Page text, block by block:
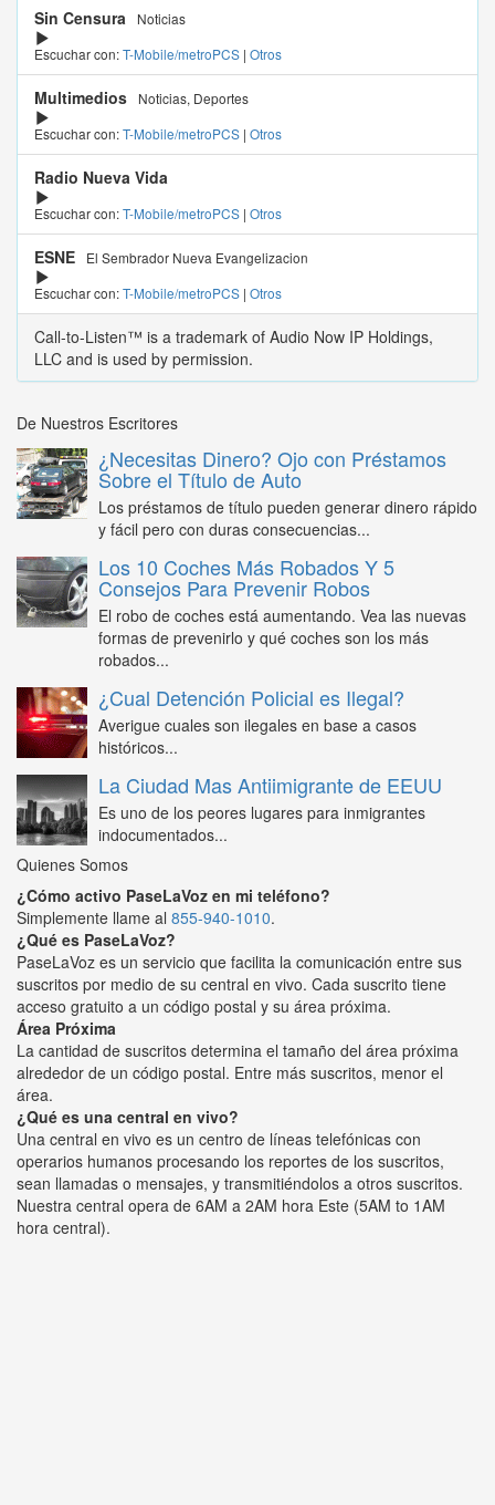
Sin Censura
Noticias
Escuchar con:T-Mobile/metroPCS | Otros
Multimedios
Noticias, Deportes
Escuchar con:T-Mobile/metroPCS | Otros
Radio Nueva Vida
Escuchar con:T-Mobile/metroPCS | Otros
ESNE
El Sembrador Nueva Evangelizacion
Escuchar con:T-Mobile/metroPCS | Otros
Call-to-Listen™ is a trademark of Audio Now IP Holdings,
LLC and is used by permission.
De Nuestros Escritores
¿Necesitas Dinero? Ojo con Préstamos
Sobre el Título de Auto
Los préstamos de título pueden generar dinero rápido
y fácil pero con duras consecuencias...
Los 10 Coches Más Robados Y 5
Consejos Para Prevenir Robos
El robo de coches está aumentando. Vea las nuevas
formas de prevenirlo y qué coches son los más
robados...
¿Cual Detención Policial es Ilegal?
Averigue cuales son ilegales en base a casos
históricos...
La Ciudad Mas Antiimigrante de EEUU
Es uno de los peores lugares para inmigrantes
indocumentados...
Quienes Somos
¿Cómo activo PaseLaVoz en mi teléfono?
Simplemente llame al 855-940-1010.
¿Qué es PaseLaVoz?
PaseLaVoz es un servicio que facilita la comunicación entre sus
suscritos por medio de su central en vivo. Cada suscrito tiene
acceso gratuito a un código postal y su área próxima.
Área Próxima
La cantidad de suscritos determina el tamaño del área próxima
alrededor de un código postal. Entre más suscritos, menor el
área.
¿Qué es una central en vivo?
Una central en vivo es un centro de líneas telefónicas con
operarios humanos procesando los reportes de los suscritos,
sean llamadas o mensajes, y transmitiéndolos a otros suscritos.
Nuestra central opera de 6AM a 2AM hora Este (5AM to 1AM
hora central).